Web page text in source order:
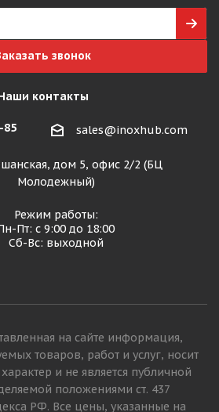
звонок
контакты
85 sales@inoxhub.com
дом 5, офис 2/2 (БЦ
Молодежный)
Режим работы:
Пт: с 9:00 до 18:00
Сб-Вс: выходной
на сайте информация,
товаров, работ и услуг, носит
и не является публичной
положениями ст. 437
РФ. Все цены, указанные на